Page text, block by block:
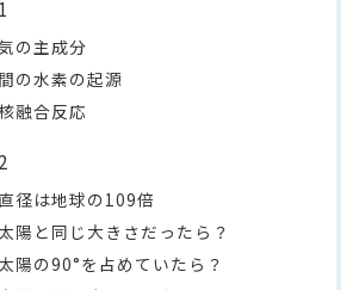
の主成分
の水素の起源
融合反応
径は地球の109倍
陽と同じ大きさだったら？
陽の90°を占めていたら？